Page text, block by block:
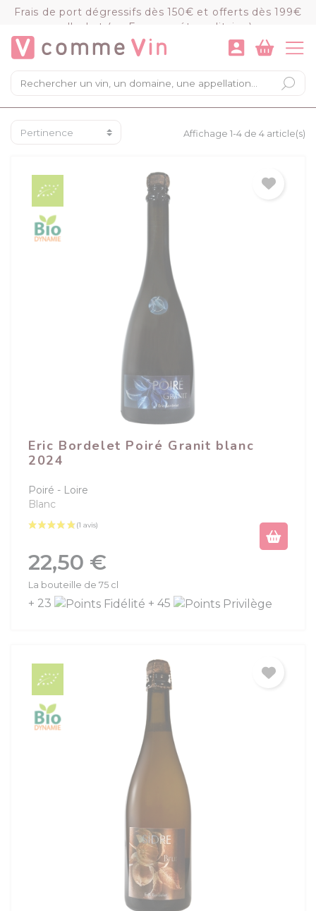
Frais de port dégressifs dès 150€ et offerts dès 199€
d'achat (en France métropolitaine)
×
Mon panier
Chargement du panier...
VOIR LE PANIER COMMANDER
Affichage 1-4 de 4 article(s)
Eric Bordelet Poiré Granit blanc
2024
Poiré
Loire
Blanc
(1 avis)
Prix
22,50 €
La bouteille de 75 cl
+ 23 + 45
Panneau de gestion des cookies